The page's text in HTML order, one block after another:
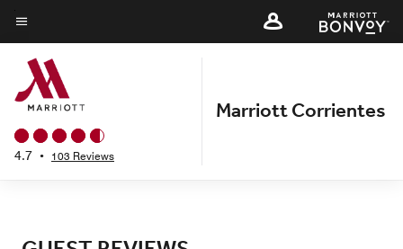
Skip
to
main
content
Menu text
4.7 • 103 Reviews
Marriott Corrientes